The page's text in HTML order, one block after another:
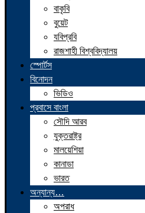
বাকৃবি
বুয়েট
যবিপ্রবি
রাজশাহী বিশ্ববিদ্যালয়
স্পোর্টস
বিনোদন
ভিডিও
প্রবাসে বাংলা
সৌদি আরব
যুক্তরাষ্ট্র
মালয়েশিয়া
কানাডা
ভারত
অন্যান্য…
অপরাধ